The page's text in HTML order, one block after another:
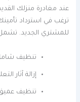
عند مغادرة منزلك
ترغب في استرداد
للمشتري الجديد. تشمل
تنظيف شامل
إزالة آثار
تنظيف